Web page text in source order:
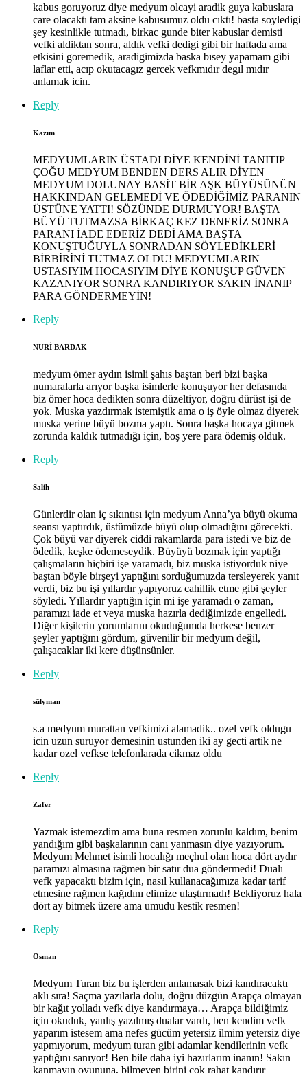
kabus goruyoruz diye medyum olcayi aradik guya kabuslara
care olacaktı tam aksine kabusumuz oldu cıktı! basta soyledigi
şey kesinlikle tutmadı, birkac gunde biter kabuslar demisti
vefki aldiktan sonra, aldık vefki dedigi gibi bir haftada ama
etkisini goremedik, aradigimizda baska bısey yapamam gibi
laflar etti, acıp okutacagız gercek vefkmıdır degıl mıdır
anlamak icin.
Reply
Kazım
MEDYUMLARIN ÜSTADI DİYE KENDİNİ TANITIP
ÇOĞU MEDYUM BENDEN DERS ALIR DİYEN
MEDYUM DOLUNAY BASİT BİR AŞK BÜYÜSÜNÜN
HAKKINDAN GELEMEDİ VE ÖDEDİĞİMİZ PARANIN
ÜSTÜNE YATTI! SÖZÜNDE DURMUYOR! BAŞTA
BÜYÜ TUTMAZSA BİRKAÇ KEZ DENERİZ SONRA
PARANI İADE EDERİZ DEDİ AMA BAŞTA
KONUŞTUĞUYLA SONRADAN SÖYLEDİKLERİ
BİRBİRİNİ TUTMAZ OLDU! MEDYUMLARIN
USTASIYIM HOCASIYIM DİYE KONUŞUP GÜVEN
KAZANIYOR SONRA KANDIRIYOR SAKIN İNANIP
PARA GÖNDERMEYİN!
Reply
NURİ BARDAK
medyum ömer aydın isimli şahıs baştan beri bizi başka
numaralarla arıyor başka isimlerle konuşuyor her defasında
biz ömer hoca dedikten sonra düzeltiyor, doğru dürüst işi de
yok. Muska yazdırmak istemiştik ama o iş öyle olmaz diyerek
muska yerine büyü bozma yaptı. Sonra başka hocaya gitmek
zorunda kaldık tutmadığı için, boş yere para ödemiş olduk.
Reply
Salih
Günlerdir olan iç sıkıntısı için medyum Anna’ya büyü okuma
seansı yaptırdık, üstümüzde büyü olup olmadığını görecekti.
Çok büyü var diyerek ciddi rakamlarda para istedi ve biz de
ödedik, keşke ödemeseydik. Büyüyü bozmak için yaptığı
çalışmaların hiçbiri işe yaramadı, biz muska istiyorduk niye
baştan böyle birşeyi yaptığını sorduğumuzda tersleyerek yanıt
verdi, biz bu işi yıllardır yapıyoruz cahillik etme gibi şeyler
söyledi. Yıllardır yaptığın için mi işe yaramadı o zaman,
paramızı iade et veya muska hazırla dediğimizde engelledi.
Diğer kişilerin yorumlarını okuduğumda herkese benzer
şeyler yaptığını gördüm, güvenilir bir medyum değil,
çalışacaklar iki kere düşünsünler.
Reply
sülyman
s.a medyum murattan vefkimizi alamadik.. ozel vefk oldugu
icin uzun suruyor demesinin ustunden iki ay gecti artik ne
kadar ozel vefkse telefonlarada cikmaz oldu
Reply
Zafer
Yazmak istemezdim ama buna resmen zorunlu kaldım, benim
yandığım gibi başkalarının canı yanmasın diye yazıyorum.
Medyum Mehmet isimli hocalığı meçhul olan hoca dört aydır
paramızı almasına rağmen bir satır dua göndermedi! Dualı
vefk yapacaktı bizim için, nasıl kullanacağımıza kadar tarif
etmesine rağmen kağıdını elimize ulaştırmadı! Bekliyoruz hala
dört ay bitmek üzere ama umudu kestik resmen!
Reply
Osman
Medyum Turan biz bu işlerden anlamasak bizi kandıracaktı
aklı sıra! Saçma yazılarla dolu, doğru düzgün Arapça olmayan
bir kağıt yolladı vefk diye kandırmaya… Arapça bildiğimiz
için okuduk, yanlış yazılmış dualar vardı, ben kendim vefk
yaparım istesem ama nefes gücüm yetersiz ilmim yetersiz diye
yapmıyorum, medyum turan gibi adamlar kendilerinin vefk
yaptığını sanıyor! Ben bile daha iyi hazırlarım inanın! Sakın
kanmayın oyununa, bilmeyen birini çok rahat kandırır